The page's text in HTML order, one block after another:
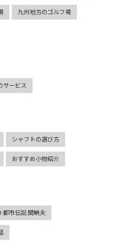
九州地方のゴルフ場
サービス
シャフトの選び方
おすすめ小物紹介
都市伝説 関暁夫